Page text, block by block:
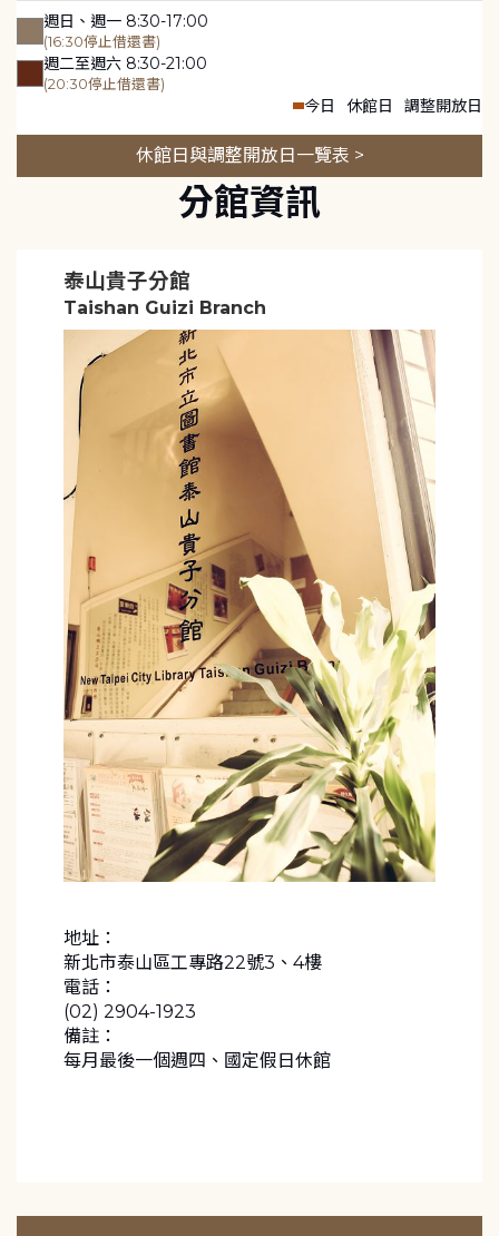
週日、週一 8:30-17:00
(16:30停止借還書)
週二至週六 8:30-21:00
(20:30停止借還書)
今日 休館日 調整開放日
休館日與調整開放日一覽表 >
分館資訊
泰山貴子分館
Taishan Guizi Branch
地址：
新北市泰山區工專路22號3、4樓
電話：
(02) 2904-1923
備註：
每月最後一個週四、國定假日休館